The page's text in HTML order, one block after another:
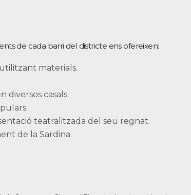
de cada barri del districte ens ofereixen:
materials.
diversos casals.
teatralitzada del seu regnat.
de la Sardina.